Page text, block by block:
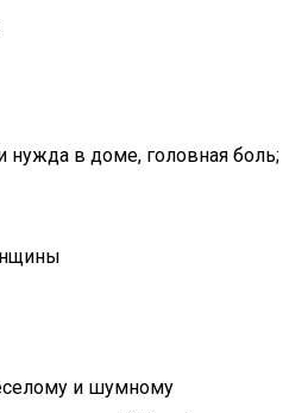
нужда в доме, головная боль;
и шумному